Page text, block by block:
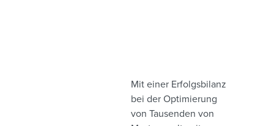
Mit einer Erfolgsbilanz
bei der Optimierung
von Tausenden von